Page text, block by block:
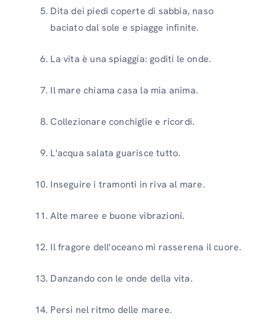
Dita dei piedi coperte di sabbia, naso
baciato dal sole e spiagge infinite.
La vita è una spiaggia: goditi le onde.
Il mare chiama casa la mia anima.
Collezionare conchiglie e ricordi.
L'acqua salata guarisce tutto.
Inseguire i tramonti in riva al mare.
Alte maree e buone vibrazioni.
Il fragore dell'oceano mi rasserena il cuore.
Danzando con le onde della vita.
Persi nel ritmo delle maree.